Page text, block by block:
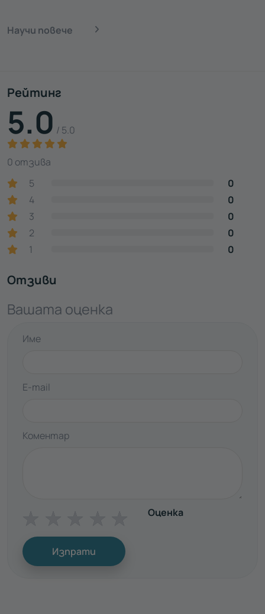
Научи повече
Рейтинг
5.0 / 5.0
0 отзива
5
0
4
0
3
0
2
0
1
0
Отзиви
Вашата оценка
Име
E-mail
Коментар
Оценка
Изпрати